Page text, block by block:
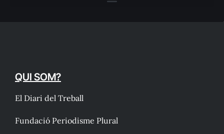
QUI SOM?
El Diari del Treball
Fundació Periodisme Plural